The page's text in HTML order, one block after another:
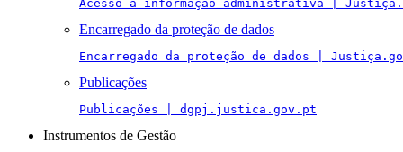
Acesso à informação administrativa |
Encarregado da proteção de dados
Encarregado da proteção de dados |
Publicações
Publicações | dgpj.justica.gov.pt
Instrumentos de Gestão